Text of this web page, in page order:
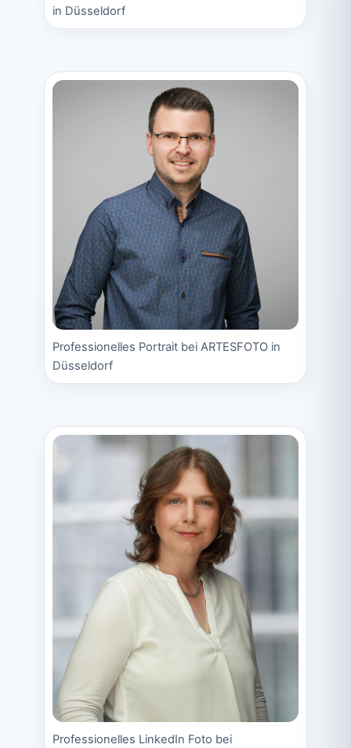
in Düsseldorf
Professionelles Portrait bei ARTESFOTO in
Düsseldorf
Professionelles LinkedIn Foto bei